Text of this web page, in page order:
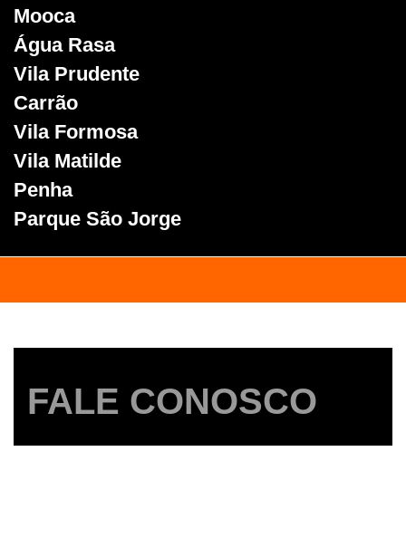
Mooca
Água Rasa
Vila Prudente
Carrão
Vila Formosa
Vila Matilde
Penha
Parque São Jorge
FALE CONOSCO